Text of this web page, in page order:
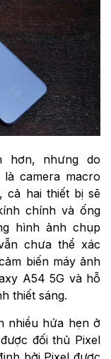
hơn, nhưng do
camera macro
cả hai thiết bị sẽ
chính và ống
hình ảnh chụp
chưa thể xác
biến máy ảnh
A54 5G và hỗ
thiết sáng.
nhiều hứa hẹn ở
đối thủ Pixel